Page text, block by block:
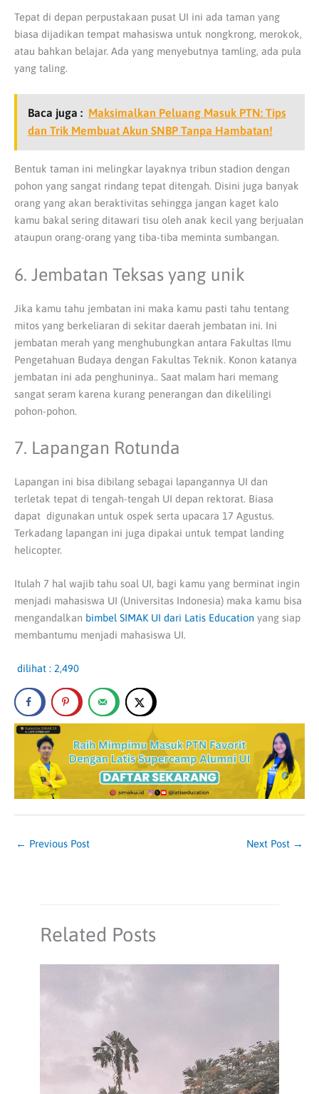
Tepat di depan perpustakaan pusat UI ini ada taman yang
biasa dijadikan tempat mahasiswa untuk nongkrong, merokok,
atau bahkan belajar. Ada yang menyebutnya tamling, ada pula
yang taling.
Baca juga : Maksimalkan Peluang Masuk PTN: Tips
dan Trik Membuat Akun SNBP Tanpa Hambatan!
Bentuk taman ini melingkar layaknya tribun stadion dengan
pohon yang sangat rindang tepat ditengah. Disini juga banyak
orang yang akan beraktivitas sehingga jangan kaget kalo
kamu bakal sering ditawari tisu oleh anak kecil yang berjualan
ataupun orang-orang yang tiba-tiba meminta sumbangan.
6. Jembatan Teksas yang unik
Jika kamu tahu jembatan ini maka kamu pasti tahu tentang
mitos yang berkeliaran di sekitar daerah jembatan ini. Ini
jembatan merah yang menghubungkan antara Fakultas Ilmu
Pengetahuan Budaya dengan Fakultas Teknik. Konon katanya
jembatan ini ada penghuninya.. Saat malam hari memang
sangat seram karena kurang penerangan dan dikelilingi
pohon-pohon.
7. Lapangan Rotunda
Lapangan ini bisa dibilang sebagai lapangannya UI dan
terletak tepat di tengah-tengah UI depan rektorat. Biasa
dapat digunakan untuk ospek serta upacara 17 Agustus.
Terkadang lapangan ini juga dipakai untuk tempat landing
helicopter.
Itulah 7 hal wajib tahu soal UI, bagi kamu yang berminat ingin
menjadi mahasiswa UI (Universitas Indonesia) maka kamu bisa
mengandalkan bimbel SIMAK UI dari Latis Education yang siap
membantumu menjadi mahasiswa UI.
dilihat : 2,490
← Previous Post Next Post →
Related Posts